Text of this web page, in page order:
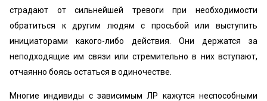
страдают от сильнейшей тревоги при необходимости
обратиться к другим людям с просьбой или выступить
инициаторами какого-либо действия. Они держатся за
неподходящие им связи или стремительно в них вступают,
отчаянно боясь остаться в одиночестве.
Многие индивиды с зависимым ЛР кажутся неспособными